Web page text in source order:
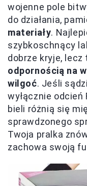
wojenne pole
do działania,
materiały.
szybkoschnący
dobrze kryje,
odpornością na
wilgoć. Jeśli
wyłącznie odcień
bieli różnią się
sprawdzonego
Twoja pralka
zachowa swoją